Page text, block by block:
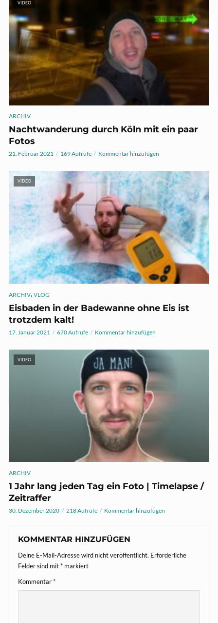
VIDEO
ARCHIV
Nachtwanderung durch Köln mit ein paar
Fotos
21. Februar 2021 169 Aufrufe Kommentar hinzufügen
VIDEO
ARCHIV, VLOG
Eisbaden in der Badewanne ohne Eis ist
trotzdem kalt!
17. Januar 2021 670 Aufrufe Kommentar hinzufügen
VIDEO
ARCHIV
1 Jahr lang jeden Tag ein Foto | Timelapse /
Zeitraffer
30. Dezember 2020 218 Aufrufe Kommentar hinzufügen
KOMMENTAR HINZUFÜGEN
Deine E-Mail-Adresse wird nicht veröffentlicht. Erforderliche
Felder sind mit* markiert
Kommentar*